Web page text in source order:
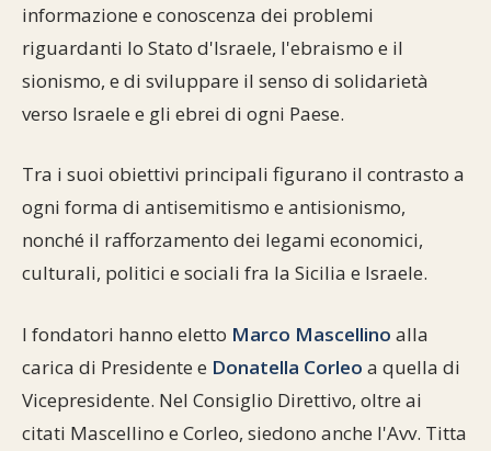
Tanach
Il Talmud in italiano
Opere di Maimonide
it.cultura.ebraica
Netiquette
Scambio di link
Dal nostro archivio
informazione e conoscenza dei problemi
riguardanti lo Stato d'Israele, l'ebraismo e il
sionismo, e di sviluppare il senso di solidarietà
verso Israele e gli ebrei di ogni Paese.
Tra i suoi obiettivi principali figurano il contrasto a
ogni forma di antisemitismo e antisionismo,
nonché il rafforzamento dei legami economici,
culturali, politici e sociali fra la Sicilia e Israele.
I fondatori hanno eletto Marco Mascellino alla
carica di Presidente e Donatella Corleo a quella di
Vicepresidente. Nel Consiglio Direttivo, oltre ai
citati Mascellino e Corleo, siedono anche l'Avv. Titta